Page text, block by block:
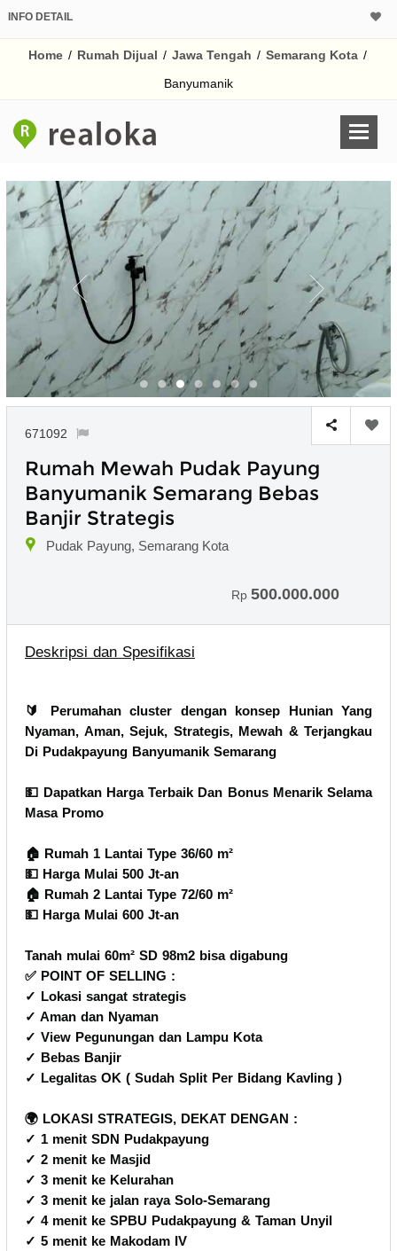
INFO DETAIL
Home / Rumah Dijual / Jawa Tengah / Semarang Kota /
Banyumanik
671092
Rumah Mewah Pudak Payung
Banyumanik Semarang Bebas
Banjir Strategis
Pudak Payung, Semarang Kota
Rp 500.000.000
Deskripsi dan Spesifikasi
🔰 Perumahan cluster dengan konsep Hunian Yang
Nyaman, Aman, Sejuk, Strategis, Mewah & Terjangkau
Di Pudakpayung Banyumanik Semarang
💵 Dapatkan Harga Terbaik Dan Bonus Menarik Selama
Masa Promo
🏠 Rumah 1 Lantai Type 36/60 m²
💵 Harga Mulai 500 Jt-an
🏠 Rumah 2 Lantai Type 72/60 m²
💵 Harga Mulai 600 Jt-an
Tanah mulai 60m² SD 98m2 bisa digabung
✅ POINT OF SELLING :
✓ Lokasi sangat strategis
✓ Aman dan Nyaman
✓ View Pegunungan dan Lampu Kota
✓ Bebas Banjir
✓ Legalitas OK ( Sudah Split Per Bidang Kavling )
🌍 LOKASI STRATEGIS, DEKAT DENGAN :
✓ 1 menit SDN Pudakpayung
✓ 2 menit ke Masjid
✓ 3 menit ke Kelurahan
✓ 3 menit ke jalan raya Solo-Semarang
✓ 4 menit ke SPBU Pudakpayung & Taman Unyil
✓ 5 menit ke Makodam IV
Harga Rp
% /th
Untuk hasil simulasi
pada kotak-
Simpan